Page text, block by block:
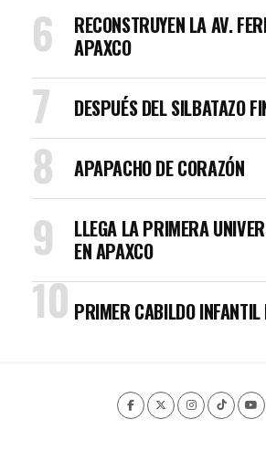
RECONSTRUYEN LA AV.
APAXCO
DESPUÉS DEL SILBATAZO
APAPACHO DE CORAZÓN
LLEGA LA PRIMERA
EN APAXCO
PRIMER CABILDO INFANTIL